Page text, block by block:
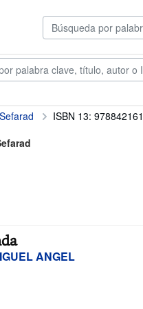
Libros antiguosArte y
Sefarad
ISBN 13:
ANGEL